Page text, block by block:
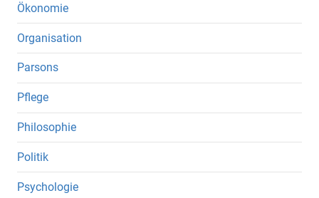
Ökonomie
Organisation
Parsons
Pflege
Philosophie
Politik
Psychologie